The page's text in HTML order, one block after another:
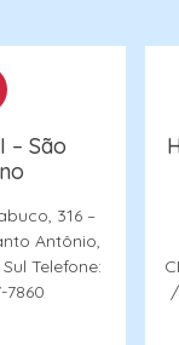
– São
316 –
Antônio,
Telefone:
7860